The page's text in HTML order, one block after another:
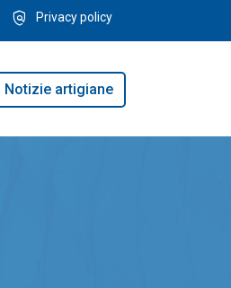
policy Privacy policy
Notizie artigiane